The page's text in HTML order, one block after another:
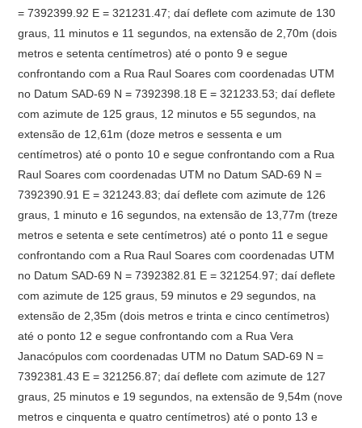
= 7392399.92 E = 321231.47; daí deflete com azimute de 130
graus, 11 minutos e 11 segundos, na extensão de 2,70m (dois
metros e setenta centímetros) até o ponto 9 e segue
confrontando com a Rua Raul Soares com coordenadas UTM
no Datum SAD-69 N = 7392398.18 E = 321233.53; daí deflete
com azimute de 125 graus, 12 minutos e 55 segundos, na
extensão de 12,61m (doze metros e sessenta e um
centímetros) até o ponto 10 e segue confrontando com a Rua
Raul Soares com coordenadas UTM no Datum SAD-69 N =
7392390.91 E = 321243.83; daí deflete com azimute de 126
graus, 1 minuto e 16 segundos, na extensão de 13,77m (treze
metros e setenta e sete centímetros) até o ponto 11 e segue
confrontando com a Rua Raul Soares com coordenadas UTM
no Datum SAD-69 N = 7392382.81 E = 321254.97; daí deflete
com azimute de 125 graus, 59 minutos e 29 segundos, na
extensão de 2,35m (dois metros e trinta e cinco centímetros)
até o ponto 12 e segue confrontando com a Rua Vera
Janacópulos com coordenadas UTM no Datum SAD-69 N =
7392381.43 E = 321256.87; daí deflete com azimute de 127
graus, 25 minutos e 19 segundos, na extensão de 9,54m (nove
metros e cinquenta e quatro centímetros) até o ponto 13 e